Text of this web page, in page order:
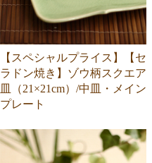
【スペシャルプライス】【セ
ラドン焼き】ゾウ柄スクエア
皿（21×21cm）/中皿・メイン
プレート